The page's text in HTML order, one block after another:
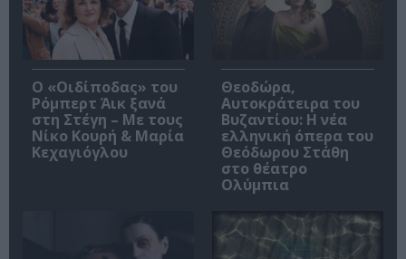
O «Οιδίποδας» του
Ρόμπερτ Άικ ξανά
στη Στέγη – Με τους
Νίκο Κουρή & Μαρία
Κεχαγιόγλου
Θεοδώρα,
Αυτοκράτειρα του
Βυζαντίου: Η νέα
ελληνική όπερα του
Θεόδωρου Στάθη
στο θέατρο
Ολύμπια